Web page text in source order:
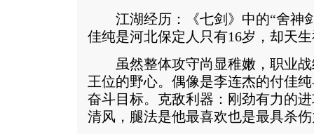
江湖经历：《七剑》中的“舍神
佳纯是河北保定人只有16岁，却天
虽然整体攻守尚显稚嫩，职业战
王位的野心。偶像是李连杰的付佳
奋斗目标。克敌利器：刚劲有力的
清风，腿法是他最喜欢也是最具杀